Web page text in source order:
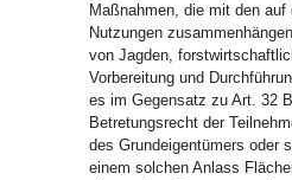
Maßnahmen, die mit den
Nutzungen
von Jagden,
Vorbereitung und
es im Gegensatz zu Art. 32
Betretungsrecht der
des Grundeigentümers oder
einem solchen Anlass